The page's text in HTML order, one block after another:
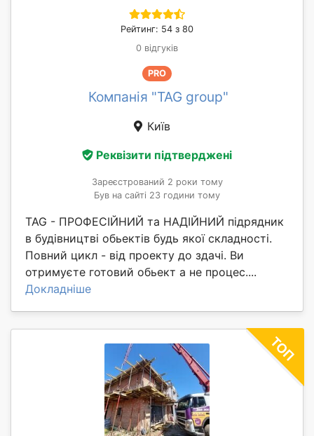
Рейтинг: 54 з 80
0 відгуків
PRO
Компанія "TAG group"
Київ
Реквізити підтверджені
Зареєстрований 2 роки тому
Був на сайті 23 години тому
TAG - ПРОФЕСІЙНИЙ та НАДІЙНИЙ підрядник
в будівництві обьектів будь якої складності.
Повний цикл - від проекту до здачі. Ви
отримуєте готовий обьект а не процес....
Докладніше